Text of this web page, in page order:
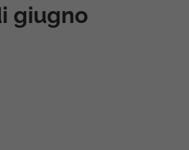
giugno